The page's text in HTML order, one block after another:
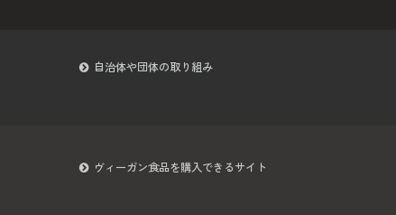
自治体や団体の取り組み
ヴィーガン食品を購入できるサイト